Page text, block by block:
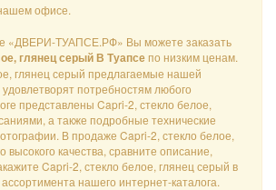
офисе.
«ДВЕРИ-ТУАПСЕ.РФ» Вы можете заказать
глянец серый В Туапсепо низким ценам.
глянец серый предлагаемые нашей
потребностям любого
представлены Capri-2, стекло белое,
а также подробные технические
В продаже Capri-2, стекло белое,
высокого качества, сравните описание,
Capri-2, стекло белое, глянец серый в
нашего интернет-каталога.